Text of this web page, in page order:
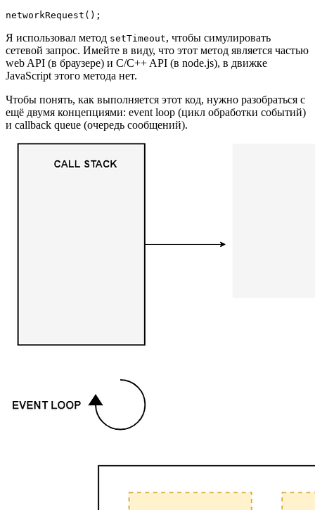
networkRequest();
Я использовал метод setTimeout, чтобы симулировать
сетевой запрос. Имейте в виду, что этот метод является частью
web API (в браузере) и C/C++ API (в node.js), в движке
JavaScript этого метода нет.
Чтобы понять, как выполняется этот код, нужно разобраться с
ещё двумя концепциями: event loop (цикл обработки событий)
и callback queue (очередь сообщений).